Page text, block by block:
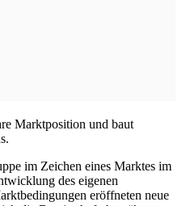
Marktposition und baut
im Zeichen eines Marktes im
des eigenen
eröffneten neue